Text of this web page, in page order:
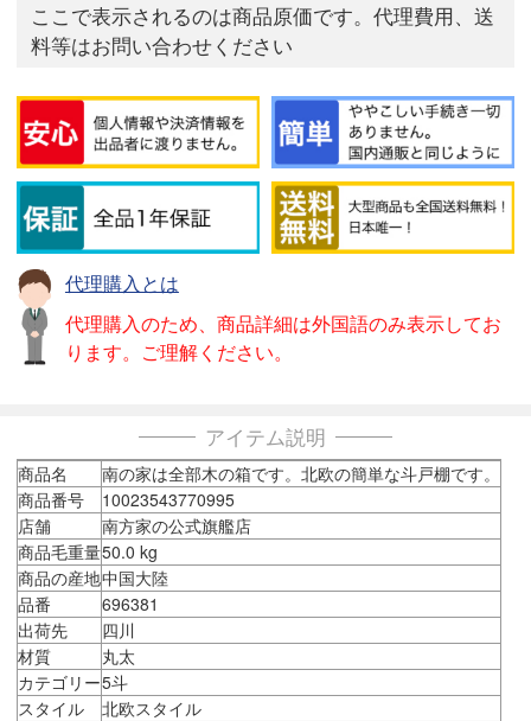
ここで表示されるのは商品原価です。代理費用、送
料等はお問い合わせください
代理購入とは
代理購入のため、商品詳細は外国語のみ表示してお
ります。ご理解ください。
アイテム説明
商品名
南の家は全部木の箱です。北欧の簡単な斗戸棚です。
商品番号
10023543770995
店舗
南方家の公式旗艦店
商品毛重量50.0 kg
商品の産地中国大陸
品番
696381
出荷先
四川
材質
丸太
カテゴリー5斗
スタイル
北欧スタイル